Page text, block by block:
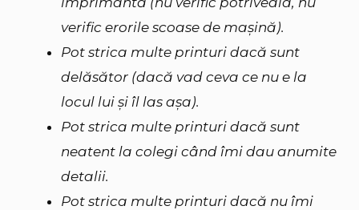
verific erorile scoase de mașină).
Pot strica multe printuri dacă sunt
delăsător (dacă vad ceva ce nu e la
locul lui şi îl las așa).
Pot strica multe printuri dacă sunt
neatent la colegi când îmi dau anumite
detalii.
Pot strica multe printuri dacă nu îmi